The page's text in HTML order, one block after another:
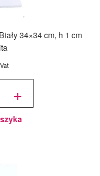
34×34 cm, h 1 cm
+